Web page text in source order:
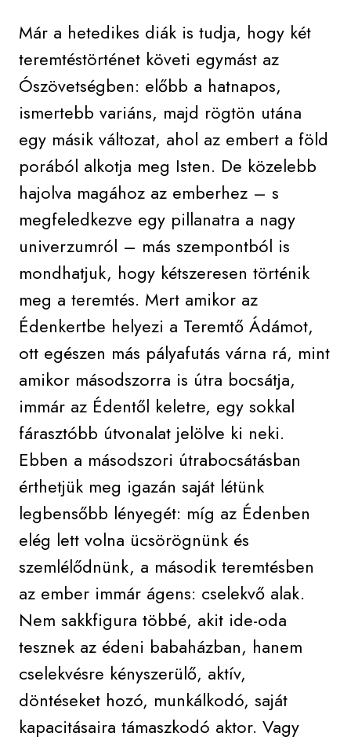
Már a hetedikes diák is tudja, hogy két
teremtéstörténet követi egymást az
Ószövetségben: előbb a hatnapos,
ismertebb variáns, majd rögtön utána
egy másik változat, ahol az embert a föld
porából alkotja meg Isten. De közelebb
hajolva magához az emberhez – s
megfeledkezve egy pillanatra a nagy
univerzumról – más szempontból is
mondhatjuk, hogy kétszeresen történik
meg a teremtés. Mert amikor az
Édenkertbe helyezi a Teremtő Ádámot,
ott egészen más pályafutás várna rá, mint
amikor másodszorra is útra bocsátja,
immár az Édentől keletre, egy sokkal
fárasztóbb útvonalat jelölve ki neki.
Ebben a másodszori útrabocsátásban
érthetjük meg igazán saját létünk
legbensőbb lényegét: míg az Édenben
elég lett volna ücsörögnünk és
szemlélődnünk, a második teremtésben
az ember immár ágens: cselekvő alak.
Nem sakkfigura többé, akit ide-oda
tesznek az édeni babaházban, hanem
cselekvésre kényszerülő, aktív,
döntéseket hozó, munkálkodó, saját
kapacitásaira támaszkodó aktor. Vagy